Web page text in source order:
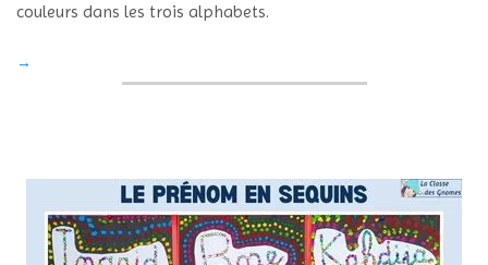
couleurs dans les trois alphabets.
→